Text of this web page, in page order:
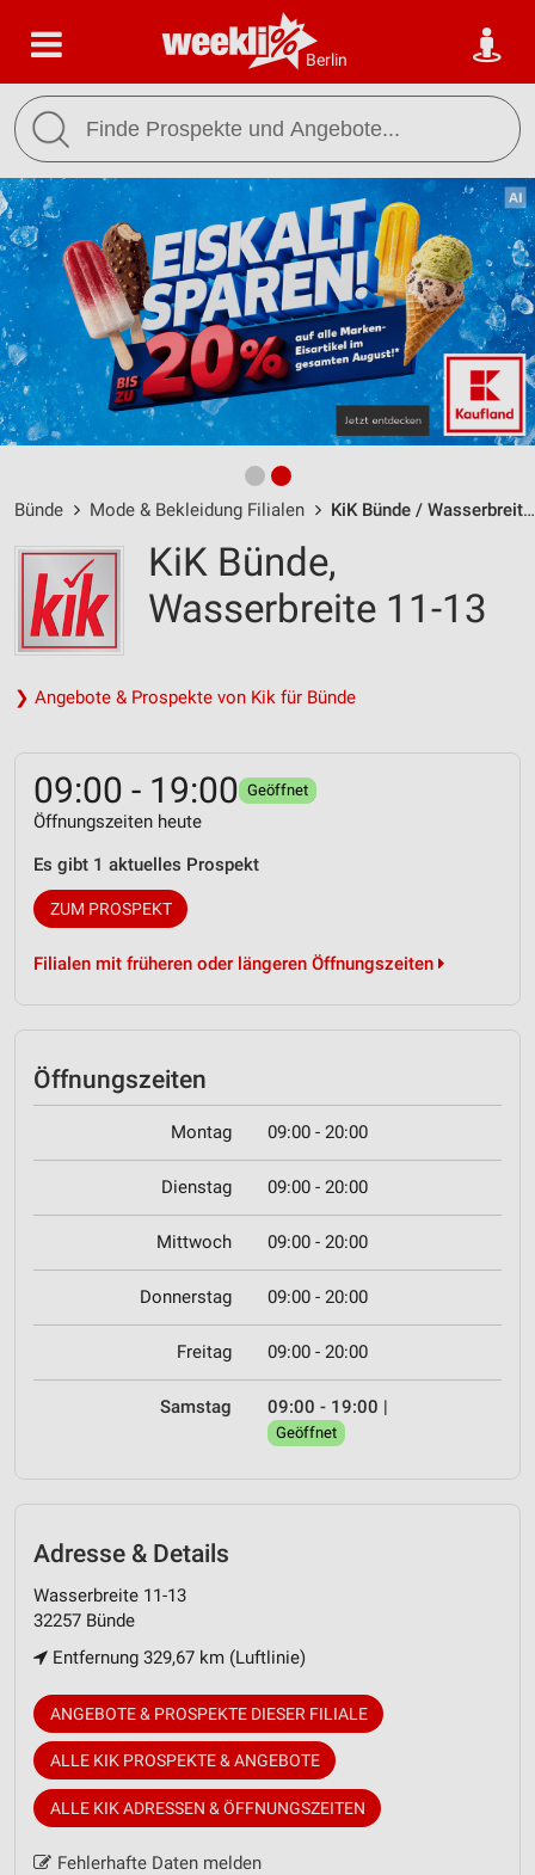
Berlin
Bünde Mode & Bekleidung Filialen KiK Bünde / Wasserbreite 11-13 - Öffnungszeiten & Adresse
KiK Bünde,
Wasserbreite 11-13
❯ Angebote & Prospekte von Kik für Bünde
09:00 - 19:00 Geöffnet
Öffnungszeiten heute
Es gibt 1 aktuelles Prospekt
ZUM PROSPEKT
Filialen mit früheren oder längeren Öffnungszeiten
Öffnungszeiten
Montag 09:00 - 20:00
Dienstag 09:00 - 20:00
Mittwoch 09:00 - 20:00
Donnerstag 09:00 - 20:00
Freitag 09:00 - 20:00
Samstag 09:00 - 19:00 |
Geöffnet
Adresse & Details
Wasserbreite 11-13
32257 Bünde
Entfernung 329,67 km (Luftlinie)
ANGEBOTE & PROSPEKTE DIESER FILIALE
ALLE KIK PROSPEKTE & ANGEBOTE
ALLE KIK ADRESSEN & ÖFFNUNGSZEITEN
Fehlerhafte Daten melden